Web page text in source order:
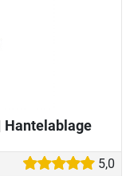
Hantelablage
5,0